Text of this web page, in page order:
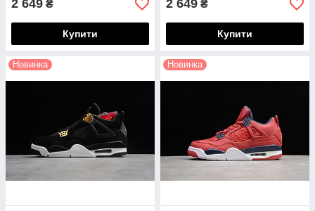
2 649 ₴
Купити
2 649 ₴
Купити
Новинка Новинка